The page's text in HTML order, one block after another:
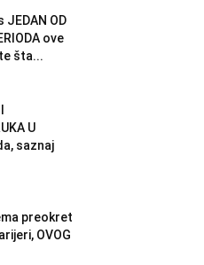
JEDAN OD
ove
šta...
U
saznaj
preokret
OVOG